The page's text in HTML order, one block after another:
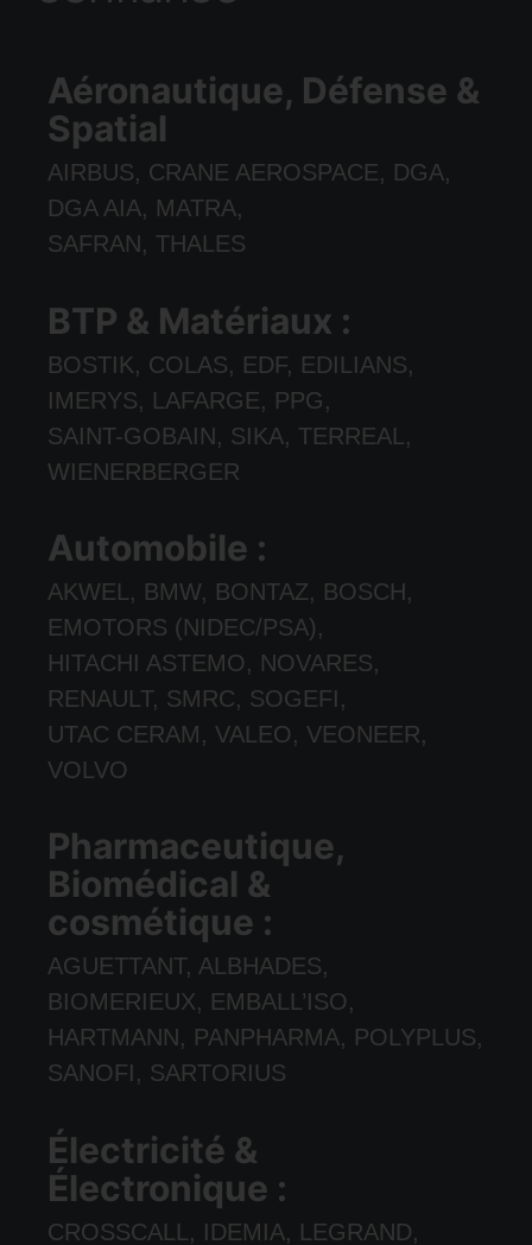
Aéronautique, Défense &
Spatial
AIRBUS, CRANE AEROSPACE, DGA,
DGA AIA, MATRA,
SAFRAN, THALES
BTP & Matériaux :
BOSTIK, COLAS, EDF, EDILIANS,
IMERYS, LAFARGE, PPG,
SAINT-GOBAIN, SIKA, TERREAL,
WIENERBERGER
Automobile :
AKWEL, BMW, BONTAZ, BOSCH,
EMOTORS (NIDEC/PSA),
HITACHI ASTEMO, NOVARES,
RENAULT, SMRC, SOGEFI,
UTAC CERAM, VALEO, VEONEER,
VOLVO
Pharmaceutique,
Biomédical &
cosmétique :
AGUETTANT, ALBHADES,
BIOMERIEUX, EMBALL’ISO,
HARTMANN, PANPHARMA, POLYPLUS,
SANOFI, SARTORIUS
Électricité &
Électronique :
CROSSCALL, IDEMIA, LEGRAND,